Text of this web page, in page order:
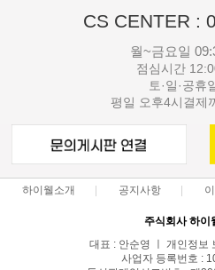
CS CENTER :
월~금요일
점심시간
토·일·공휴
평일 오후4시결제
하이웰소개 공지사항
주식회사 하이
대표 : 안순영 ㅣ 개인정보
사업자 등록번호 :